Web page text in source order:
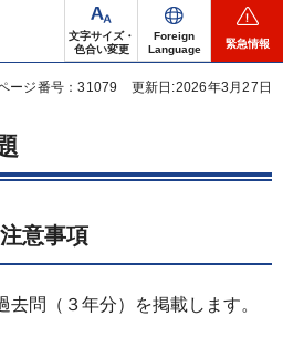
文字サイズ・
色合い変更
Foreign
Language
緊急情報
ージ番号：31079 更新日:2026年3月27日
意事項
問（３年分）を掲載します。